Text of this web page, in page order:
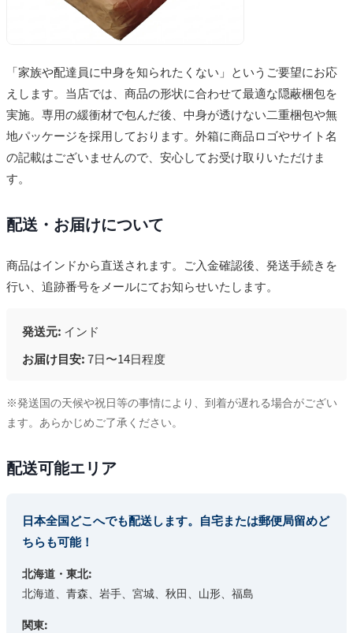
「家族や配達員に中身を知られたくない」というご要望にお応
えします。当店では、商品の形状に合わせて最適な隠蔽梱包を
実施。専用の緩衝材で包んだ後、中身が透けない二重梱包や無
地パッケージを採用しております。外箱に商品ロゴやサイト名
の記載はございませんので、安心してお受け取りいただけま
す。
配送・お届けについて
商品はインドから直送されます。ご入金確認後、発送手続きを
行い、追跡番号をメールにてお知らせいたします。
発送元: インド
お届け目安:7日〜14日程度
※発送国の天候や祝日等の事情により、到着が遅れる場合がござい
ます。あらかじめご了承ください。
配送可能エリア
日本全国どこへでも配送します。自宅または郵便局留めど
ちらも可能！
北海道・東北:
北海道、青森、岩手、宮城、秋田、山形、福島
関東: